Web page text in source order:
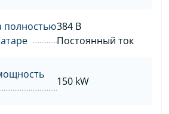
полностью384 В
Постоянный ток
150 kW